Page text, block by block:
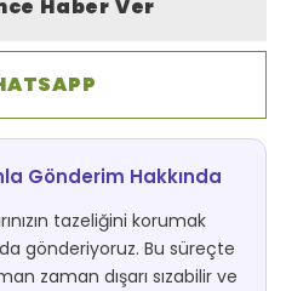
Haber Ver
Gönderim Hakkında
tazeliğini korumak
gönderiyoruz. Bu süreçte
zaman dışarı sızabilir ve